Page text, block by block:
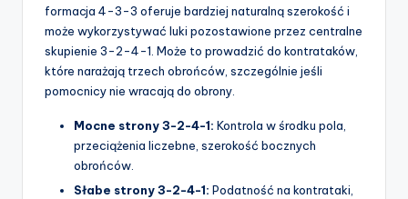
formacja 4-3-3 oferuje bardziej naturalną szerokość i
może wykorzystywać luki pozostawione przez centralne
skupienie 3-2-4-1. Może to prowadzić do kontrataków,
które narażają trzech obrońców, szczególnie jeśli
pomocnicy nie wracają do obrony.
Mocne strony 3-2-4-1: Kontrola w środku pola,
przeciążenia liczebne, szerokość bocznych
obrońców.
Słabe strony 3-2-4-1: Podatność na kontrataki,